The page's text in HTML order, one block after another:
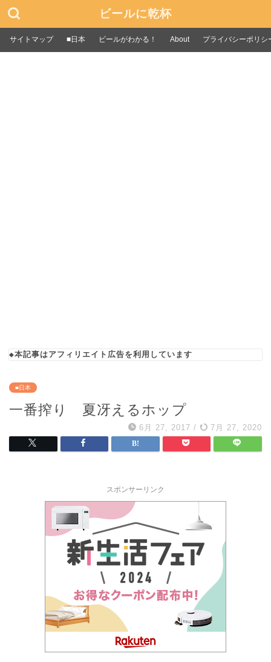
ビールに乾杯
サイトマップ ■日本 ビールがわかる！ About プライバシーポリシ
◆本記事はアフィリエイト広告を利用しています
■日本
一番搾り 夏冴えるホップ
6月 27, 2017 / 7月 27, 2020
スポンサーリンク